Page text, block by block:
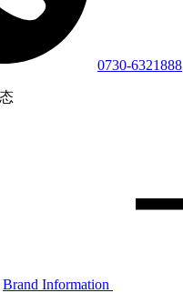
0730-6321888
Brand Information